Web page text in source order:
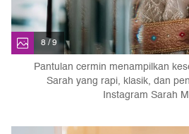
8 / 9
Pantulan cermin menampilkan
Sarah yang rapi, klasik, dan
Instagram Sarah